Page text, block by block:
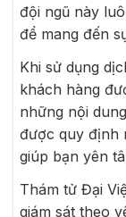
đội ngũ này
để mang đến
Khi sử dụng
khách hàng
những nội
được quy định
giúp bạn yên
Thám tử Đại
giám sát theo